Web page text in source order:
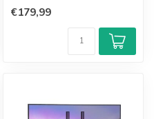
• draaibaar
€179,99